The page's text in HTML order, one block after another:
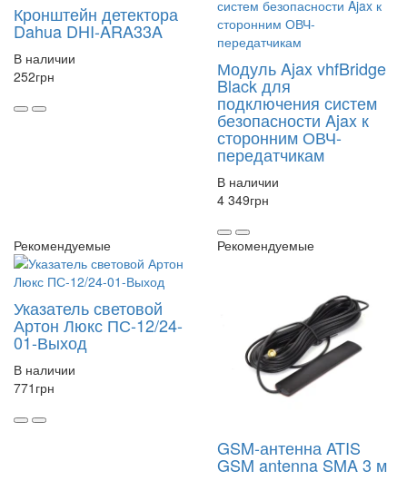
Кронштейн детектора
Dahua DHI-ARA33A
В наличии
252грн Модуль Ajax vhfBridge
Black для
подключения систем
безопасности Ajax к
сторонним ОВЧ-
передатчикам
В наличии
4 349грн
Рекомендуемые
Указатель световой
Артон Люкс ПС-12/24-
01-Выход
В наличии
771 грн
Рекомендуемые
GSM-антенна ATIS
GSM antenna SMA 3 м